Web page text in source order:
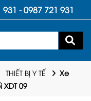
931 -0987 721 931
THIẾT BỊ Y TẾ
Xe
09